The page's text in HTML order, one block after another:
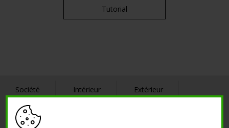
Tutorial
Société Intérieur Extérieur
Références